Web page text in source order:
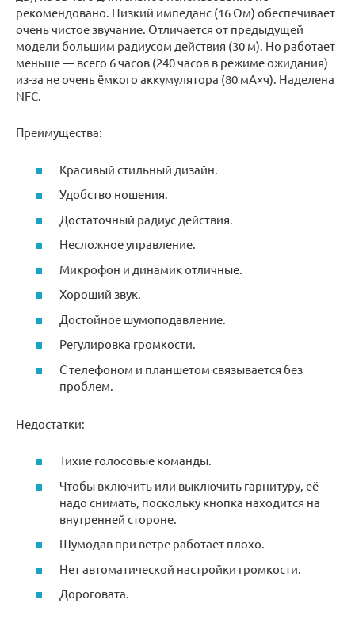
рекомендовано. Низкий импеданс (16 Ом) обеспечивает
очень чистое звучание. Отличается от предыдущей
модели большим радиусом действия (30 м). Но работает
меньше — всего 6 часов (240 часов в режиме ожидания)
из-за не очень ёмкого аккумулятора (80 мА×ч). Наделена
NFC.
Преимущества:
Красивый стильный дизайн.
Удобство ношения.
Достаточный радиус действия.
Несложное управление.
Микрофон и динамик отличные.
Хороший звук.
Достойное шумоподавление.
Регулировка громкости.
С телефоном и планшетом связывается без
проблем.
Недостатки:
Тихие голосовые команды.
Чтобы включить или выключить гарнитуру, её
надо снимать, поскольку кнопка находится на
внутренней стороне.
Шумодав при ветре работает плохо.
Нет автоматической настройки громкости.
Дороговата.